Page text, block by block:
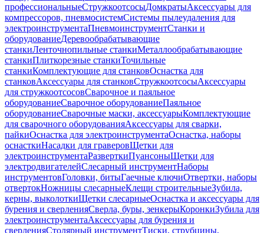
профессиональныеСтружкоотсосыДомкратыАксессуары для
компрессоров, пневмосистемСистемы пылеудаления для
электроинструментаПневмоинструментСтанки и
оборудованиеДеревообрабатывающие
станкиЛенточнопильные станкиМеталлообрабатывающие
станкиПлиткорезные станкиТочильные
станкиКомплектующие для станковОснастка для
станковАксессуары для станковСтружкоотсосыАксессуары
для стружкоотсосовСварочное и паяльное
оборудованиеСварочное оборудованиеПаяльное
оборудованиеСварочные маски, аксессуарыКомплектующие
для сварочного оборудованияАксессуары для сварки,
пайкиОснастка для электроинструментаОснастка, наборы
оснасткиНасадки для граверовЩетки для
электроинструментаРазверткиПуансоныЩетки для
электродвигателейСлесарный инструментНаборы
инструментовГоловки, битыГаечные ключиОтвертки, наборы
отвертокНожницы слесарныеКлещи строительныеЗубила,
керны, выколоткиЩетки слесарныеОснастка и аксессуары для
бурения и сверленияСверла, буры, зенкерыКоронкиЗубила для
электроинструментаАксессуары для бурения и
сверленияСтолярный инструментТиски, струбцины,